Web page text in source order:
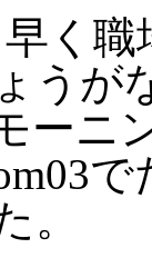
く
うが
ーニ
で
。